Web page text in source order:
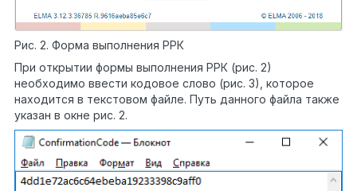
Рис. 2. Форма выполнения РРК
При открытии формы выполнения РРК (рис. 2)
необходимо ввести кодовое слово (рис. 3), которое
находится в текстовом файле. Путь данного файла также
указан в окне рис. 2.